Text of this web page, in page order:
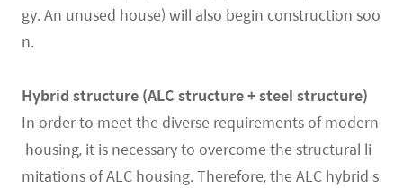
gy. An unused house) will also begin construction soo
n.
Hybrid structure (ALC structure + steel structure)
In order to meet the diverse requirements of modern
housing, it is necessary to overcome the structural li
mitations of ALC housing. Therefore, the ALC hybrid s